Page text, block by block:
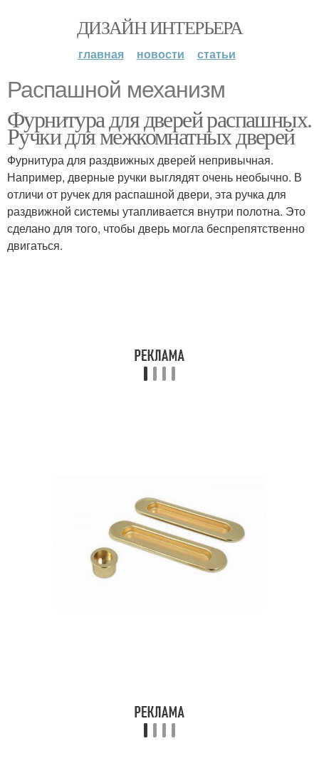
ДИЗАЙН ИНТЕРЬЕРА
главная новости статьи
Распашной механизм
Фурнитура для дверей распашных.
Ручки для межкомнатных дверей
Фурнитура для раздвижных дверей непривычная.
Например, дверные ручки выглядят очень необычно. В
отличи от ручек для распашной двери, эта ручка для
раздвижной системы утапливается внутри полотна. Это
сделано для того, чтобы дверь могла беспрепятственно
двигаться.